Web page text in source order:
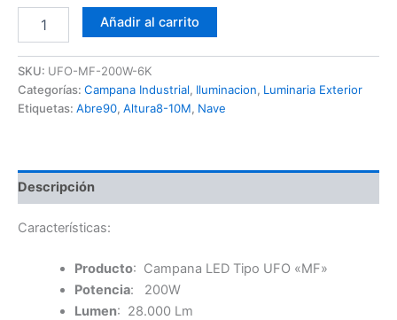
200W
6K
MF
Añadir al carrito
SKU: UFO-MF-200W-6K
Categorías: Campana Industrial, Iluminacion, Luminaria Exterior
Etiquetas: Abre90, Altura8-10M, Nave
Descripción
Características:
Producto: Campana LED Tipo UFO «MF»
Potencia: 200W
Lumen: 28.000 Lm